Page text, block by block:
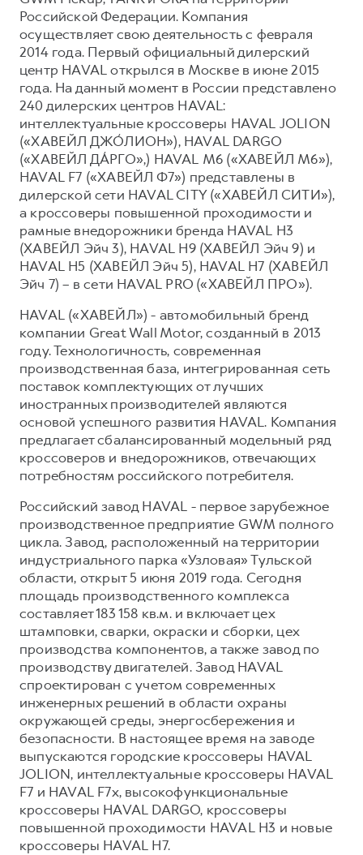
Российской Федерации. Компания
осуществляет свою деятельность с февраля
2014 года. Первый официальный дилерский
центр HAVAL открылся в Москве в июне 2015
года. На данный момент в России представлено
240 дилерских центров HAVAL:
интеллектуальные кроссоверы HAVAL JOLION
(«ХАВЕЙЛ ДЖО́ЛИОН»), HAVAL DARGO
(«ХАВЕЙЛ ДА́РГО»,) HAVAL М6 («ХАВЕЙЛ M6»),
HAVAL F7 («ХАВЕЙЛ Ф7») представлены в
дилерской сети HAVAL CITY («ХАВЕЙЛ СИТИ»),
а кроссоверы повышенной проходимости и
рамные внедорожники бренда HAVAL H3
(ХАВЕЙЛ Эйч 3), HAVAL H9 (ХАВЕЙЛ Эйч 9) и
HAVAL H5 (ХАВЕЙЛ Эйч 5), HAVAL H7 (ХАВЕЙЛ
Эйч 7) – в сети HAVAL PRO («ХАВЕЙЛ ПРО»).
HAVAL («ХАВЕЙЛ») - автомобильный бренд
компании Great Wall Motor, созданный в 2013
году. Технологичность, современная
производственная база, интегрированная сеть
поставок комплектующих от лучших
иностранных производителей являются
основой успешного развития HAVAL. Компания
предлагает сбалансированный модельный ряд
кроссоверов и внедорожников, отвечающих
потребностям российского потребителя.
Российский завод HAVAL - первое зарубежное
производственное предприятие GWM полного
цикла. Завод, расположенный на территории
индустриального парка «Узловая» Тульской
области, открыт 5 июня 2019 года. Сегодня
площадь производственного комплекса
составляет 183 158 кв.м. и включает цех
штамповки, сварки, окраски и сборки, цех
производства компонентов, а также завод по
производству двигателей. Завод HAVAL
спроектирован с учетом современных
инженерных решений в области охраны
окружающей среды, энергосбережения и
безопасности. В настоящее время на заводе
выпускаются городские кроссоверы HAVAL
JOLION, интеллектуальные кроссоверы HAVAL
F7 и HAVAL F7x, высокофункциональные
кроссоверы HAVAL DARGO, кроссоверы
повышенной проходимости HAVAL H3 и новые
кроссоверы HAVAL H7.